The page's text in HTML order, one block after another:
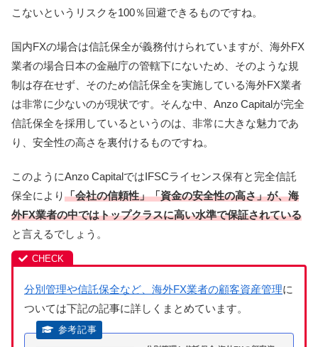
こないというリスクを100％回避できるものですね。
国内FXの場合は信託保全が義務付けられていますが、海外FX
業者の場合日本の金融庁の管轄下にないため、そのような規
制は存在せず、そのため信託保全を実施している海外FX業者
は非常に少ないのが現状です。そんな中、Anzo Capitalが完全
信託保全を採用しているというのは、非常に大きな魅力であ
り、安全性の高さを裏付けるものですね。
このようにAnzo CapitalではIFSCライセンス保有と完全信託
保全により「会社の信頼性」「資金の安全性の高さ」が、海
外FX業者の中ではトップクラスに高い水準で保証されている
と言えるでしょう。
分別管理や信託保全など、海外FX業者の顧客資産管理に
ついては下記の記事に詳しくまとめています。